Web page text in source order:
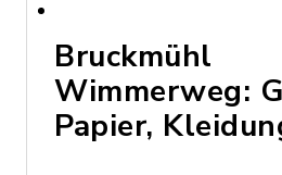
Bruckmühl
Wimmerweg:
Papier,